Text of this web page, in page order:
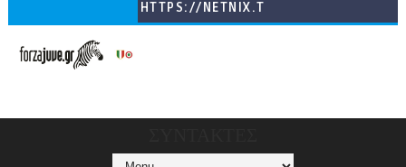
HTTPS://NETNIX.T